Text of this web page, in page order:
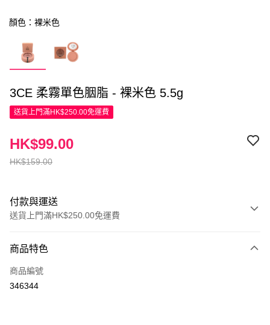
顏色：裸米色
3CE 柔霧單色胭脂 - 裸米色 5.5g
送貨上門滿HK$250.00免運費
HK$159.00
HK$99.00
付款與運送
送貨上門滿HK$250.00免運費
信用卡
Apple Pay
商品特色
商品編號
346344